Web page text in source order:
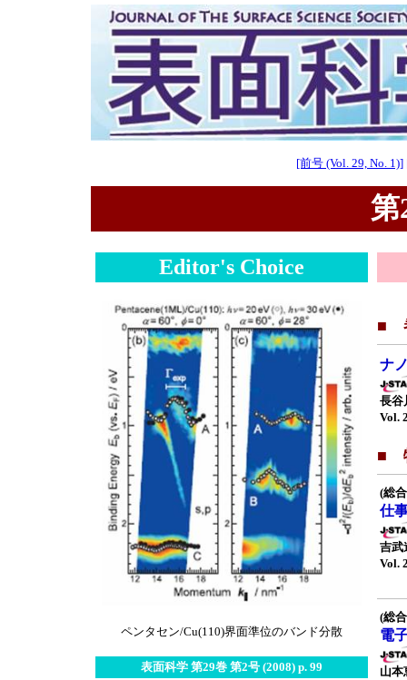
[前号 (Vol. 29, No. 1)]
第
Editor's Choice
ペンタセン/Cu(110)界面準位のバンド分散
表面科学 第29巻 第2号 (2008) p. 99
■
ナ
長谷
Vol.
■
(総
仕
吉武
Vol.
(総
電
山本